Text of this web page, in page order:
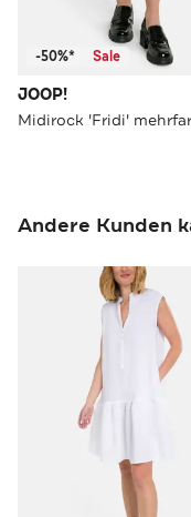
-50%* Sale
JOOP!
Midirock 'Fridi'
Andere Kunden